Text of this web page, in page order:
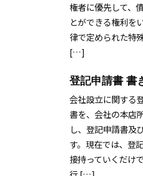
権者に優先して、
とができる権利を
律で定められた特
[…]
登記申請書 書
会社設立に関する
書を、会社の本店
し、登記申請書及
す。現在では、登
接持っていくだけ